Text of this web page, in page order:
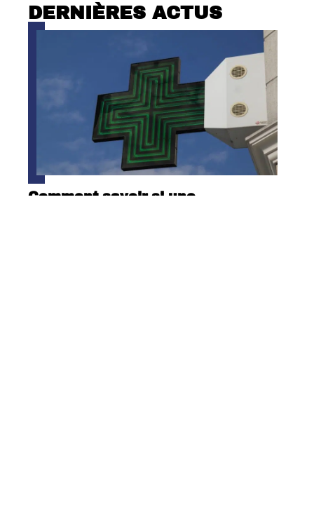
DERNIÈRES ACTUS
Comment savoir si une